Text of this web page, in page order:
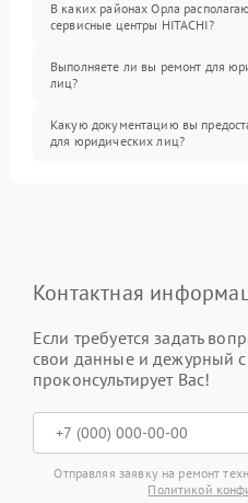
В каких районах Орла
сервисные центры HITACHI?
Выполняете ли вы ремонт для
лиц?
Какую документацию вы
для юридических лиц?
Контактная
Если требуется задать
свои данные и дежурный
проконсультирует Вас!
Отправляя заявку на ремонт
Политикой